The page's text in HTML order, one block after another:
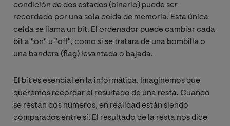
condición de dos estados (binario) puede ser
recordado por una sola celda de memoria. Esta única
celda se llama un bit. El ordenador puede cambiar cada
bit a "on" u "off", como si se tratara de una bombilla o
una bandera (flag) levantada o bajada.
El bit es esencial en la informática. Imaginemos que
queremos recordar el resultado de una resta. Cuando
se restan dos números, en realidad están siendo
comparados entre sí. El resultado de la resta nos dice